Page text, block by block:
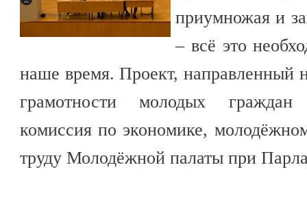
приумножая и
– всё это
наше время. Проект, направленный
грамотности молодых граждан
комиссия по экономике,
труду Молодёжной палаты при